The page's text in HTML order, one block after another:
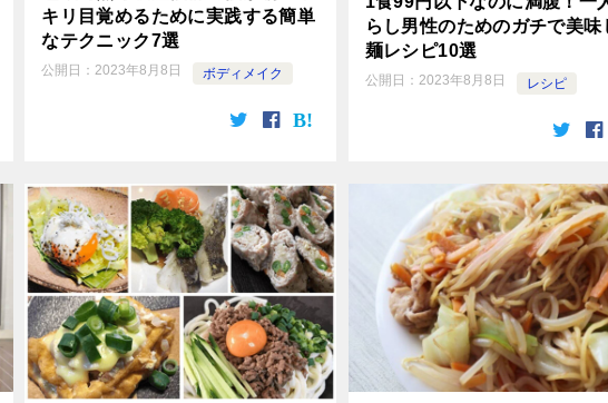
キリ目覚めるために実践する簡単
なテクニック7選
公開日：2023年8月8日 ボディメイク
らし男性のためのガチで美味
麺レシピ10選
公開日： 2023年8月8日 レシピ